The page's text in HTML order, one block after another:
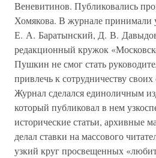
Веневитинов. Публиковались
Хомякова. В журнале
Е. А. Баратынский, Д. В.
редакционный кружок
Пушкин не смог стать
привлечь к сотрудничеству
Журнал сделался единоличным
который публиковал в нем
исторические статьи, архивные
делал ставки на массового
узкий круг просвещенных